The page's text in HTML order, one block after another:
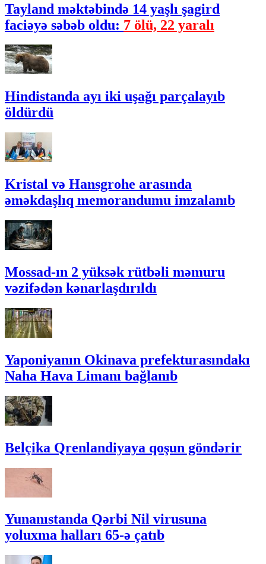
Tayland məktəbində 14 yaşlı şagird
faciəyə səbəb oldu: 7 ölü, 22 yaralı
Hindistanda ayı iki uşağı parçalayıb
öldürdü
Kristal və Hansgrohe arasında
əməkdaşlıq memorandumu imzalanıb
Mossad-ın 2 yüksək rütbəli məmuru
vəzifədən kənarlaşdırıldı
Yaponiyanın Okinava prefekturasındakı
Naha Hava Limanı bağlanıb
Belçika Qrenlandiyaya qoşun göndərir
Yunanıstanda Qərbi Nil virusuna
yoluxma halları 65-ə çatıb